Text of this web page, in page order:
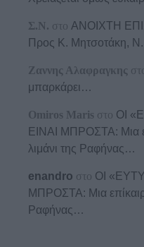
Σ.Ν. στο ΑΝΟΙΧΤΗ
Προς K. Μητσοτάκη,
Ζαννης Αλαφραγκης
μπαρκάρει…
Omiros Maris στο ΟΙ
ΕΙΝΑΙ ΜΠΡΟΣΤΑ: Μια
λιμάνι της Ραφήνας…
enandro στο ΟΙ
ΜΠΡΟΣΤΑ: Μια
Ραφήνας…